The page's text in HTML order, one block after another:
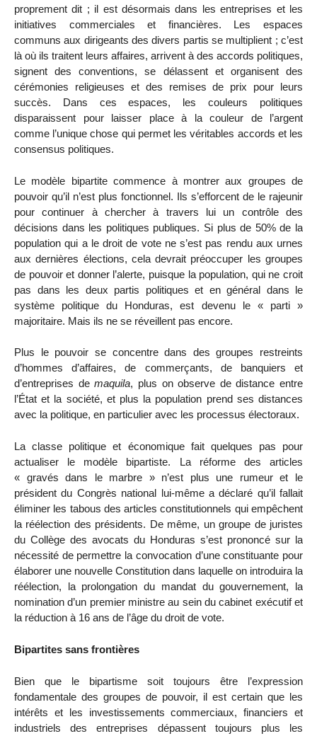
proprement dit ; il est désormais dans les entreprises et les
initiatives commerciales et financières. Les espaces
communs aux dirigeants des divers partis se multiplient ; c’est
là où ils traitent leurs affaires, arrivent à des accords politiques,
signent des conventions, se délassent et organisent des
cérémonies religieuses et des remises de prix pour leurs
succès. Dans ces espaces, les couleurs politiques
disparaissent pour laisser place à la couleur de l’argent
comme l’unique chose qui permet les véritables accords et les
consensus politiques.
Le modèle bipartite commence à montrer aux groupes de
pouvoir qu’il n’est plus fonctionnel. Ils s’efforcent de le rajeunir
pour continuer à chercher à travers lui un contrôle des
décisions dans les politiques publiques. Si plus de 50% de la
population qui a le droit de vote ne s’est pas rendu aux urnes
aux dernières élections, cela devrait préoccuper les groupes
de pouvoir et donner l’alerte, puisque la population, qui ne croit
pas dans les deux partis politiques et en général dans le
système politique du Honduras, est devenu le « parti »
majoritaire. Mais ils ne se réveillent pas encore.
Plus le pouvoir se concentre dans des groupes restreints
d’hommes d’affaires, de commerçants, de banquiers et
d’entreprises demaquila, plus on observe de distance entre
l’État et la société, et plus la population prend ses distances
avec la politique, en particulier avec les processus électoraux.
La classe politique et économique fait quelques pas pour
actualiser le modèle bipartiste. La réforme des articles
« gravés dans le marbre » n’est plus une rumeur et le
président du Congrès national lui-même a déclaré qu’il fallait
éliminer les tabous des articles constitutionnels qui empêchent
la réélection des présidents. De même, un groupe de juristes
du Collège des avocats du Honduras s’est prononcé sur la
nécessité de permettre la convocation d’une constituante pour
élaborer une nouvelle Constitution dans laquelle on introduira la
réélection, la prolongation du mandat du gouvernement, la
nomination d’un premier ministre au sein du cabinet exécutif et
la réduction à 16 ans de l’âge du droit de vote.
Bipartites sans frontières
Bien que le bipartisme soit toujours être l’expression
fondamentale des groupes de pouvoir, il est certain que les
intérêts et les investissements commerciaux, financiers et
industriels des entreprises dépassent toujours plus les